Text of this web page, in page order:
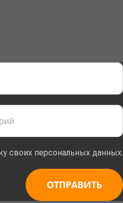
своих персональных данных.
ОТПРАВИТЬ